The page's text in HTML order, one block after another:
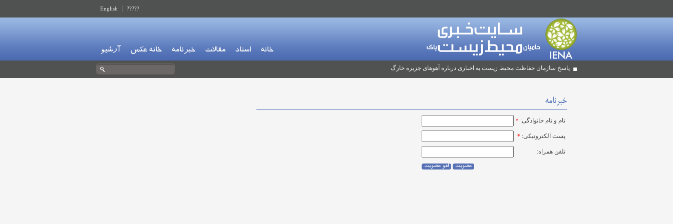
?????
English
خانه اسناد مقالات خبرنامه خانه عکس آرشیو
پاسخ سازمان حفاظت محیط زیست به اخباری درباره آهوهای جزیره خارگ
خبرنامه
نام و نام خانوادگی: *
پست الکترونیکی: *
تلفن همراه: